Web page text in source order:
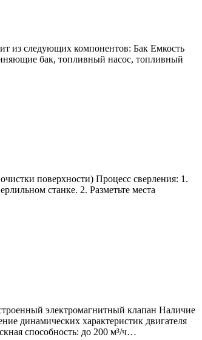
из следующих компонентов: Бак Емкость
бак, топливный насос, топливный
поверхности) Процесс сверления: 1.
станке. 2. Разметьте места
электромагнитный клапан Наличие
динамических характеристик двигателя
способность: до 200 м³/ч…